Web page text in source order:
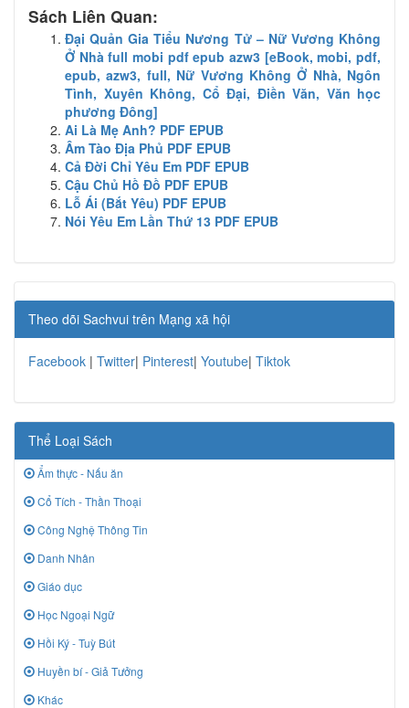
Sách Liên Quan:
Đại Quản Gia Tiểu Nương Tử – Nữ Vương Không
Ở Nhà full mobi pdf epub azw3 [eBook, mobi, pdf,
epub, azw3, full, Nữ Vương Không Ở Nhà, Ngôn
Tình, Xuyên Không, Cổ Đại, Điền Văn, Văn học
phương Đông]
Ai Là Mẹ Anh? PDF EPUB
Âm Tào Địa Phủ PDF EPUB
Cả Đời Chỉ Yêu Em PDF EPUB
Cậu Chủ Hồ Đồ PDF EPUB
Lỗ Ái (Bắt Yêu) PDF EPUB
Nói Yêu Em Lần Thứ 13 PDF EPUB
Theo dõi Sachvui trên Mạng xã hội
Facebook | Twitter| Pinterest| Youtube| Tiktok
Thể Loại Sách
Ẩm thực - Nấu ăn
Cổ Tích - Thần Thoại
Công Nghệ Thông Tin
Danh Nhân
Giáo dục
Học Ngoại Ngữ
Hồi Ký - Tuỳ Bút
Huyền bí - Giả Tưởng
Khác